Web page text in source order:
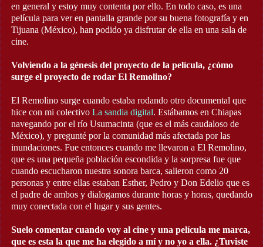
en general y estoy muy contenta por ello. En todo caso, es una
película para ver en pantalla grande por su buena fotografía y en
Tijuana (México), han podido ya disfrutar de ella en una sala de
cine.
Volviendo a la génesis del proyecto de la película, ¿cómo
surge el proyecto de rodar El Remolino?
El Remolino surge cuando estaba rodando otro documental que
hice con mi colectivo La sandia digital. Estábamos en Chiapas
navegando por el río Usumacinta (que es el más caudaloso de
México), y pregunté por la comunidad más afectada por las
inundaciones. Fue entonces cuando me llevaron a El Remolino,
que es una pequeña población escondida y la sorpresa fue que
cuando escucharon nuestra sonora barca, salieron como 20
personas y entre ellas estaban Esther, Pedro y Don Edelio que es
el padre de ambos y dialogamos durante horas y horas, quedando
muy conectada con el lugar y sus gentes.
Suelo comentar cuando voy al cine y una película me marca,
que es esta la que me ha elegido a mí y no yo a ella. ¿Tuviste